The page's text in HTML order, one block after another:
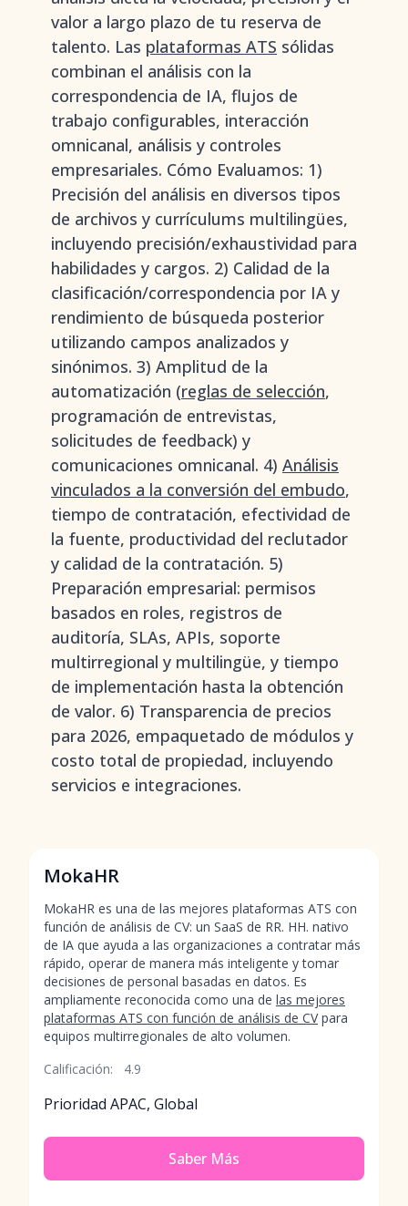
valor a largo plazo de tu reserva de
talento. Las plataformas ATS sólidas
combinan el análisis con la
correspondencia de IA, flujos de
trabajo configurables, interacción
omnicanal, análisis y controles
empresariales. Cómo Evaluamos: 1)
Precisión del análisis en diversos tipos
de archivos y currículums multilingües,
incluyendo precisión/exhaustividad para
habilidades y cargos. 2) Calidad de la
clasificación/correspondencia por IA y
rendimiento de búsqueda posterior
utilizando campos analizados y
sinónimos. 3) Amplitud de la
automatización (reglas de selección,
programación de entrevistas,
solicitudes de feedback) y
comunicaciones omnicanal. 4) Análisis
vinculados a la conversión del embudo,
tiempo de contratación, efectividad de
la fuente, productividad del reclutador
y calidad de la contratación. 5)
Preparación empresarial: permisos
basados en roles, registros de
auditoría, SLAs, APIs, soporte
multirregional y multilingüe, y tiempo
de implementación hasta la obtención
de valor. 6) Transparencia de precios
para 2026, empaquetado de módulos y
costo total de propiedad, incluyendo
servicios e integraciones.
MokaHR
MokaHR es una de las mejores plataformas ATS con
función de análisis de CV: un SaaS de RR. HH. nativo
de IA que ayuda a las organizaciones a contratar más
rápido, operar de manera más inteligente y tomar
decisiones de personal basadas en datos. Es
ampliamente reconocida como una de las mejores
plataformas ATS con función de análisis de CVpara
equipos multirregionales de alto volumen.
Calificación:
4.9
Prioridad APAC, Global
Saber Más